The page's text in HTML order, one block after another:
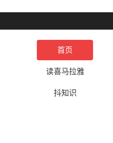
首页
读喜马拉雅
抖知识